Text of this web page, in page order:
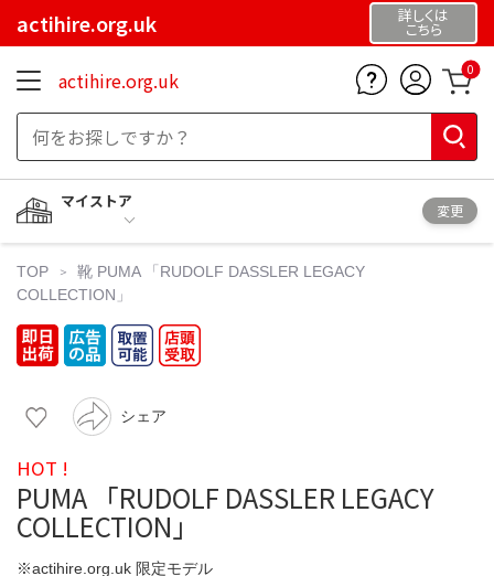
actihire.org.uk 詳しくは
こちら
actihire.org.uk 0
マイストア
変更
TOP 靴 PUMA 「RUDOLF DASSLER LEGACY
COLLECTION」
シェア
HOT !
PUMA 「RUDOLF DASSLER LEGACY
COLLECTION」
※actihire.org.uk 限定モデル